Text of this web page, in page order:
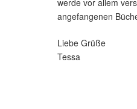
werde vor allem
angefangenen
Liebe Grüße
Tessa